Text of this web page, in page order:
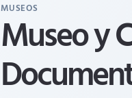
MUSEOS
Museo y